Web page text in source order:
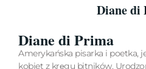
Diane di
Diane di Prima
Amerykańska pisarka i poetka,
kobiet z kręgu bitników.